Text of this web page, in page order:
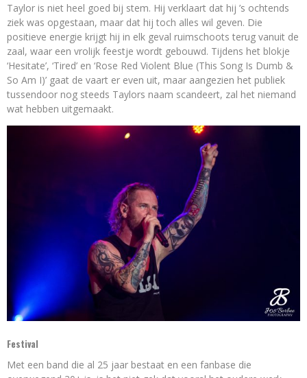
Taylor is niet heel goed bij stem. Hij verklaart dat hij ’s ochtends
ziek was opgestaan, maar dat hij toch alles wil geven. Die
positieve energie krijgt hij in elk geval ruimschoots terug vanuit de
zaal, waar een vrolijk feestje wordt gebouwd. Tijdens het blokje
‘Hesitate’, ‘Tired’ en ‘Rose Red Violent Blue (This Song Is Dumb &
So Am I)’ gaat de vaart er even uit, maar aangezien het publiek
tussendoor nog steeds Taylors naam scandeert, zal het niemand
wat hebben uitgemaakt.
Festival
Met een band die al 25 jaar bestaat en een fanbase die